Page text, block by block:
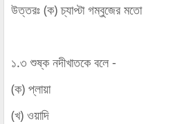
উত্তরঃ (ক) চ্যাপ্টা গম্বুজের মতো
১.৩ শুষ্ক নদীখাতকে বলে -
(ক) প্লায়া
(খ) ওয়াদি